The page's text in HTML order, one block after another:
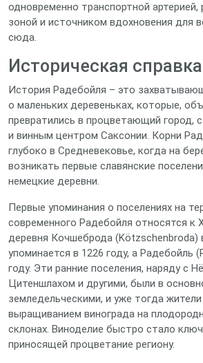
одновременно транспортной артерией,
зоной и источником вдохновения для
сюда.
Историческая
История Радебойля – это
о маленьких деревеньках, которые,
превратились в процветающий город,
и винным центром Саксонии. Корни
глубоко в Средневековье, когда на
возникать первые славянские
немецкие деревни.
Первые упоминания о поселениях на
современного Радебойля относятся к
деревня Кочшеброда (Kötzschenbroda)
упоминается в 1226 году, а Радебойль
году. Эти ранние поселения, наряду с
Цитеншлахом и другими, были в
земледельческими, и уже тогда
выращиванием винограда на
склонах. Виноделие быстро стало
приносящей процветание региону.